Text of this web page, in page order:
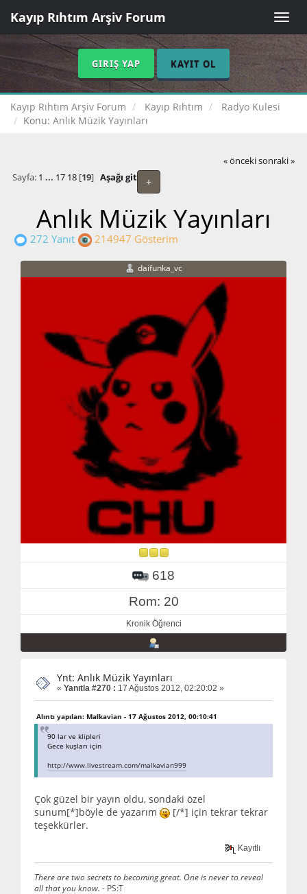
Toggle
Kayıp Rıhtım Arşiv Forum
GIRIŞ YAP KAYIT OL
Kayıp Rıhtım Arşiv Forum Kayıp Rıhtım
Radyo Kulesi
Konu: Anlık Müzik Yayınları
« önceki sonraki »
+
Sayfa: 1 ... 17 18[19] Aşağı git
Anlık Müzik Yayınları
272 Yanıt 214947 Gösterim
daifunka_vc
618
Rom: 20
Kronik Öğrenci
Ynt: Anlık Müzik Yayınları
« Yanıtla #270 : 17 Ağustos 2012, 02:20:02 »
Alıntı yapılan: Malkavian - 17 Ağustos 2012, 00:10:41
90 lar ve klipleri
Gece kuşları için
http://www.livestream.com/malkavian999
Çok güzel bir yayın oldu, sondaki özel
sunum[*]böyle de yazarım
[/*] için tekrar tekrar
teşekkürler.
Kayıtlı
There are two secrets to becoming great. One is never to reveal
all that you know. - PS:T